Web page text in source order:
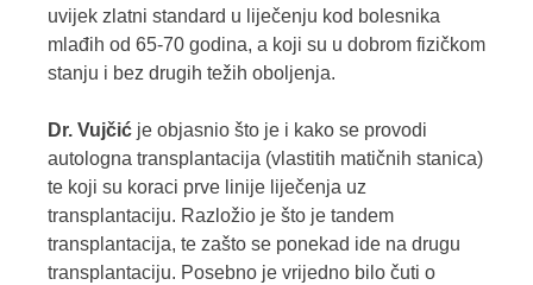
uvijek zlatni standard u liječenju kod bolesnika
mlađih od 65-70 godina, a koji su u dobrom fizičkom
stanju i bez drugih težih oboljenja.
Dr. Vujčić je objasnio što je i kako se provodi
autologna transplantacija (vlastitih matičnih stanica)
te koji su koraci prve linije liječenja uz
transplantaciju. Razložio je što je tandem
transplantacija, te zašto se ponekad ide na drugu
transplantaciju. Posebno je vrijedno bilo čuti o